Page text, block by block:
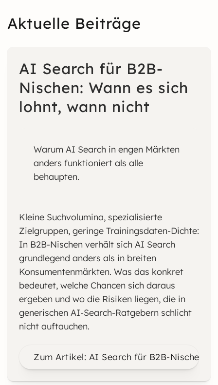
Aktuelle Beiträge
AI Search für B2B-
Nischen: Wann es sich
lohnt, wann nicht
Warum AI Search in engen Märkten
anders funktioniert als alle
behaupten.
Kleine Suchvolumina, spezialisierte
Zielgruppen, geringe Trainingsdaten-Dichte:
In B2B-Nischen verhält sich AI Search
grundlegend anders als in breiten
Konsumentenmärkten. Was das konkret
bedeutet, welche Chancen sich daraus
ergeben und wo die Risiken liegen, die in
generischen AI-Search-Ratgebern schlicht
nicht auftauchen.
Zum Artikel: AI Search für B2B-Nischen: